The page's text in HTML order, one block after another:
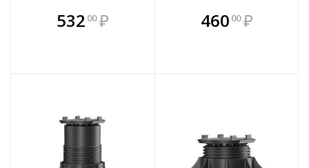
532 00 ₽
В комплекте
всегда выгоднее!
В комплекте
всегда выгоднее!
460 00 ₽